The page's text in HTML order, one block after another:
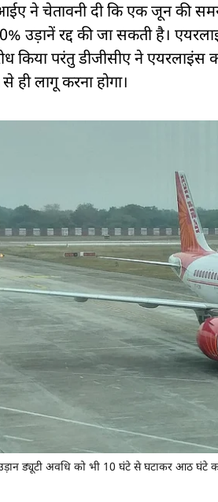
ने चेतावनी दी कि एक जून की समय
उड़ानें रद्द की जा सकती है।
किया परंतु डीजीसीए ने एयरलाइंस
ही लागू करना होगा।
ड्यूटी अवधि को भी 10 घंटे से घटाकर आठ घंटे